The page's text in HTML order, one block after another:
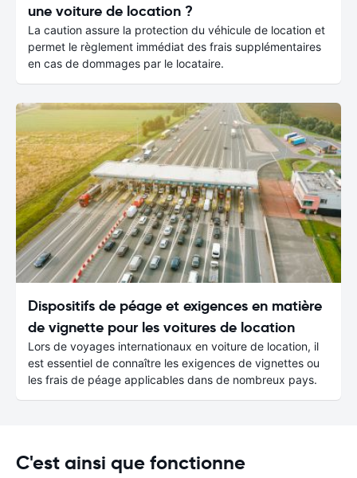
une voiture de location ?
La caution assure la protection du véhicule de location et
permet le règlement immédiat des frais supplémentaires
en cas de dommages par le locataire.
Dispositifs de péage et exigences en matière
de vignette pour les voitures de location
Lors de voyages internationaux en voiture de location, il
est essentiel de connaître les exigences de vignettes ou
les frais de péage applicables dans de nombreux pays.
C'est ainsi que fonctionne